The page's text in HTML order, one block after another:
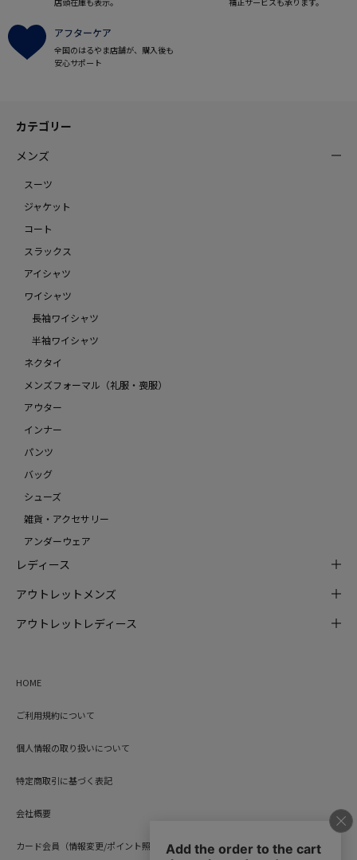
アフターケア
全国のはるやま店舗が、購入後も
安心サポート
カテゴリー
メンズ
スーツ
ジャケット
コート
スラックス
アイシャツ
ワイシャツ
長袖ワイシャツ
半袖ワイシャツ
ネクタイ
メンズフォーマル（礼服・喪服）
アウター
インナー
パンツ
バッグ
シューズ
雑貨・アクセサリー
アンダーウェア
レディース
アウトレットメンズ
アウトレットレディース
HOME
ご利用規約について
個人情報の取り扱いについて
特定商取引に基づく表記
会社概要
カード会員（情報変更/ポイント照会）